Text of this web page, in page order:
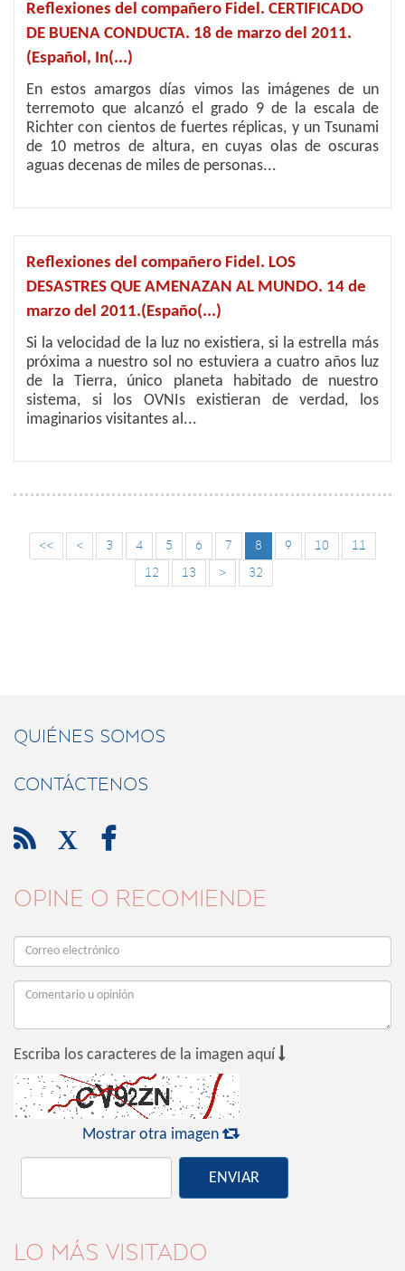
Reflexiones del compañero Fidel. CERTIFICADO
DE BUENA CONDUCTA. 18 de marzo del 2011.
(Español, In(...)
En estos amargos días vimos las imágenes de un
terremoto que alcanzó el grado 9 de la escala de
Richter con cientos de fuertes réplicas, y un Tsunami
de 10 metros de altura, en cuyas olas de oscuras
aguas decenas de miles de personas...
Reflexiones del compañero Fidel. LOS
DESASTRES QUE AMENAZAN AL MUNDO. 14 de
marzo del 2011.(Españo(...)
Si la velocidad de la luz no existiera, si la estrella más
próxima a nuestro sol no estuviera a cuatro años luz
de la Tierra, único planeta habitado de nuestro
sistema, si los OVNIs existieran de verdad, los
imaginarios visitantes al...
<< < 3 4 5 6 7 8 9 10
11
12
13 > 32
QUIÉNES SOMOS
CONTÁCTENOS
 X 
OPINE O RECOMIENDE
Escriba los caracteres de la imagen aquí 
Mostrar otra imagen 
ENVIAR
LO MÁS VISITADO